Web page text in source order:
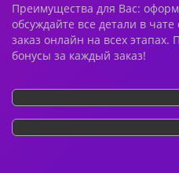
Преимущества для Вас:
обсуждайте все детали в
заказ онлайн на всех
бонусы за каждый заказ!